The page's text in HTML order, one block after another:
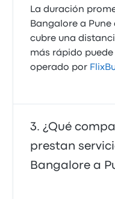
La duración
Bangalore a Pune
cubre una
más rápido puede
operado por
¿Qué
prestan
Bangalore a